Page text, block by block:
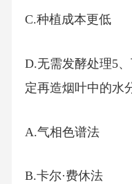
C.种植成本更低
D.无需发酵处理5
定再造烟叶中的水
A.气相色谱法
B.卡尔·费休法